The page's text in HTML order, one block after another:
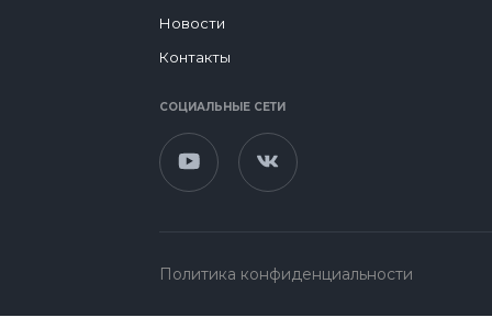
Новости
Контакты
СОЦИАЛЬНЫЕ СЕТИ
Политика конфиденциальности